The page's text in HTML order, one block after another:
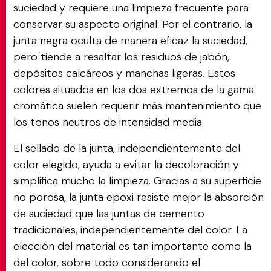
suciedad y requiere una limpieza frecuente para
conservar su aspecto original. Por el contrario, la
junta negra oculta de manera eficaz la suciedad,
pero tiende a resaltar los residuos de jabón,
depósitos calcáreos y manchas ligeras. Estos
colores situados en los dos extremos de la gama
cromática suelen requerir más mantenimiento que
los tonos neutros de intensidad media.
El sellado de la junta, independientemente del
color elegido, ayuda a evitar la decoloración y
simplifica mucho la limpieza. Gracias a su superficie
no porosa, la junta epoxi resiste mejor la absorción
de suciedad que las juntas de cemento
tradicionales, independientemente del color. La
elección del material es tan importante como la
del color, sobre todo considerando el